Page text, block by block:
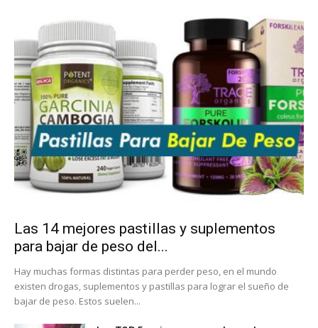
Las 14 mejores pastillas y suplementos
para bajar de peso del...
Hay muchas formas distintas para perder peso, en el mundo
existen drogas, suplementos y pastillas para lograr el sueño de
bajar de peso. Estos suelen...